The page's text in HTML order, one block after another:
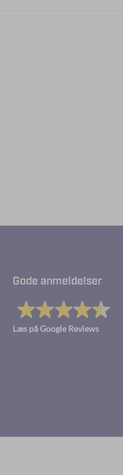
Gode anmeldelser
Læs på Google Reviews